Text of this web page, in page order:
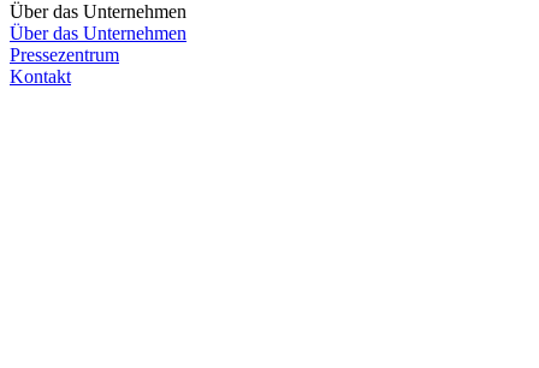
Über das Unternehmen
Über das Unternehmen
Pressezentrum
Kontakt